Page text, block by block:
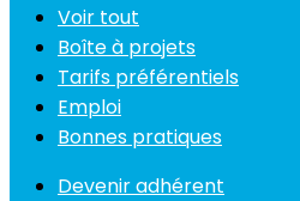
Voir tout
Boîte à projets
Tarifs préférentiels
Emploi
Bonnes pratiques
Devenir adhérent